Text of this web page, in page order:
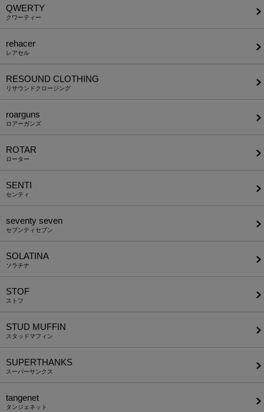
QWERTY
クワーティー
rehacer
レアセル
RESOUND CLOTHING
リサウンドクロージング
roarguns
ロアーガンズ
ROTAR
ローター
SENTI
センティ
seventy seven
セブンティセブン
SOLATINA
ソラチナ
STOF
ストフ
STUD MUFFIN
スタッドマフィン
SUPERTHANKS
スーパーサンクス
tangenet
タンジェネット